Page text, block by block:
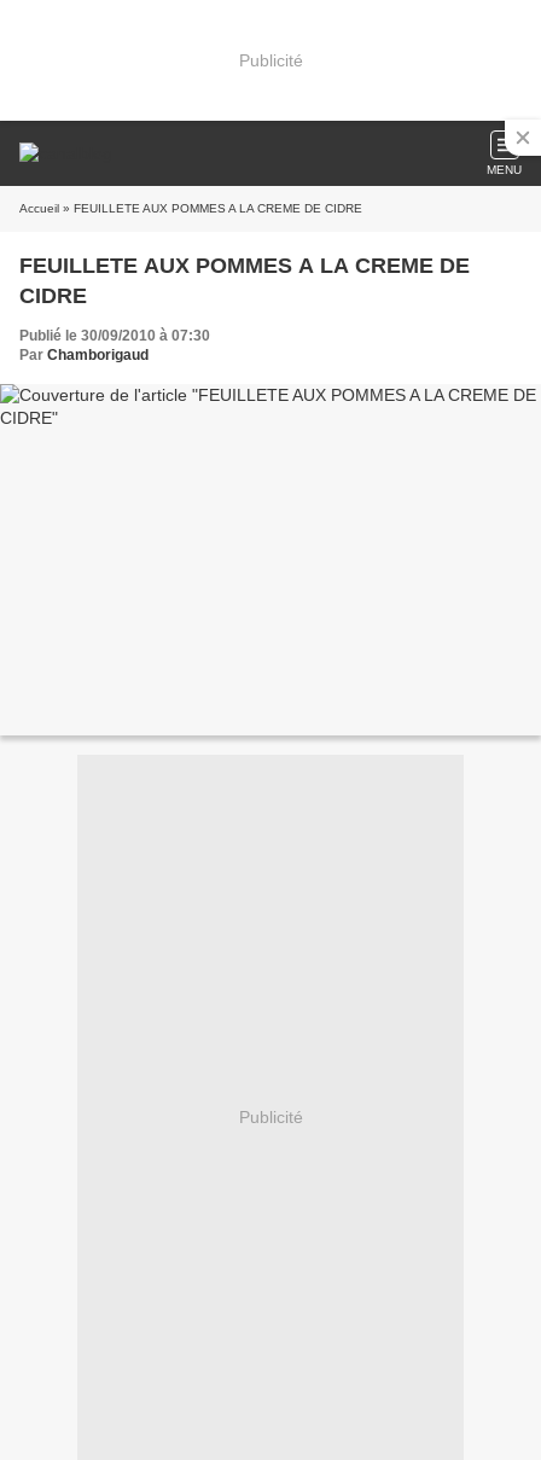
Publicité
MENU
Accueil » FEUILLETE AUX POMMES A LA CREME DE CIDRE
FEUILLETE AUX POMMES A LA CREME DE
CIDRE
Publié le 30/09/2010 à 07:30
Par Chamborigaud
Publicité